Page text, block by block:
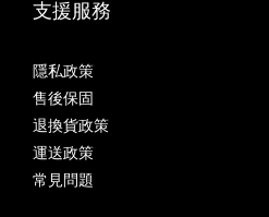
支援服務
隱私政策
售後保固
退換貨政策
運送政策
常見問題